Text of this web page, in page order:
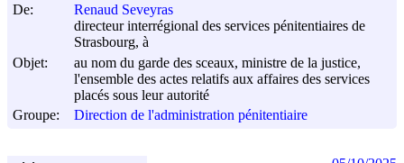
De:
Renaud Seveyras
directeur interrégional des services pénitentiaires de
Strasbourg, à
Objet:
au nom du garde des sceaux, ministre de la justice,
l'ensemble des actes relatifs aux affaires des services
placés sous leur autorité
Groupe:
Direction de l'administration pénitentiaire